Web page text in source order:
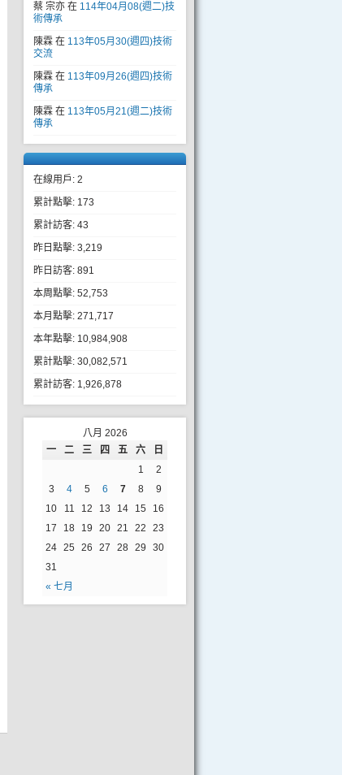
蔡 宗亦 在 114年04月08(週二)技
術傳承
陳霖 在 113年05月30(週四)技術
交流
陳霖 在 113年09月26(週四)技術
傳承
陳霖 在 113年05月21(週二)技術
傳承
在線用戶: 2
累計點擊: 173
累計訪客: 43
昨日點擊: 3,219
昨日訪客: 891
本周點擊: 52,753
本月點擊: 271,717
本年點擊: 10,984,908
累計點擊: 30,082,571
累計訪客: 1,926,878
八月 2026
一
二 三 四 五 六 日
« 七月
1
2
3
4 5 6 7 8
9
10
11 12 13 14 15
16
17
18 19 20 21 22
23
24 25 26 27 28 29
30
31